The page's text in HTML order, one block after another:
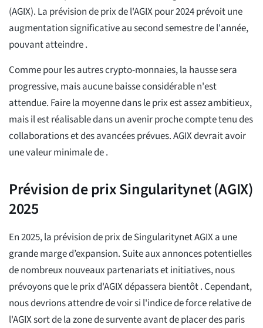
(AGIX). La prévision de prix de l'AGIX pour 2024 prévoit une
augmentation significative au second semestre de l'année,
pouvant atteindre.
Comme pour les autres crypto-monnaies, la hausse sera
progressive, mais aucune baisse considérable n'est
attendue. Faire la moyennedans le prix est assez ambitieux,
mais il est réalisable dans un avenir proche compte tenu des
collaborations et des avancées prévues. AGIX devrait avoir
une valeur minimale de.
Prévision de prix Singularitynet (AGIX)
2025
En 2025, la prévision de prix de Singularitynet AGIX a une
grande marge d’expansion. Suite aux annonces potentielles
de nombreux nouveaux partenariats et initiatives, nous
prévoyons que le prix d'AGIX dépassera bientôt. Cependant,
nous devrions attendre de voir si l'indice de force relative de
l'AGIX sort de la zone de survente avant de placer des paris